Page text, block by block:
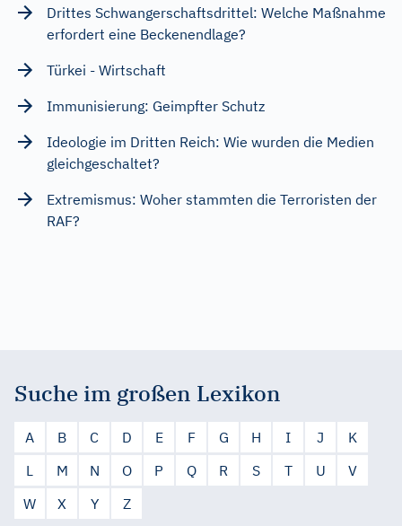
Drittes Schwangerschaftsdrittel: Welche Maßnahme
erfordert eine Beckenendlage?
Türkei - Wirtschaft
Immunisierung: Geimpfter Schutz
Ideologie im Dritten Reich: Wie wurden die Medien
gleichgeschaltet?
Extremismus: Woher stammten die Terroristen der
RAF?
Suche im großen Lexikon
A B C D E F G H I J
K
L
M N O P Q R S T U
V
W
X Y Z